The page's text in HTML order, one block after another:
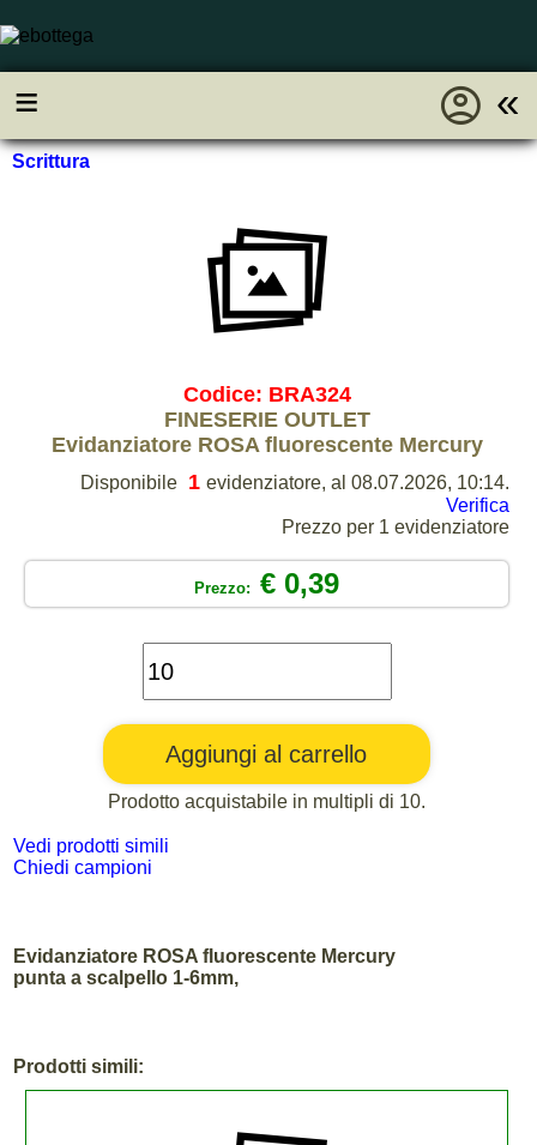
≡ «
account_circle
Scrittura
Codice: BRA324
FINESERIE OUTLET
Evidanziatore ROSA fluorescente Mercury
Disponibile 1 evidenziatore, al 08.07.2026, 10:14.
Verifica
Prezzo per 1 evidenziatore
Prezzo: € 0,39
Prodotto acquistabile in multipli di 10.
Vedi prodotti simili
Chiedi campioni
Evidanziatore ROSA fluorescente Mercury
punta a scalpello 1-6mm,
Prodotti simili: